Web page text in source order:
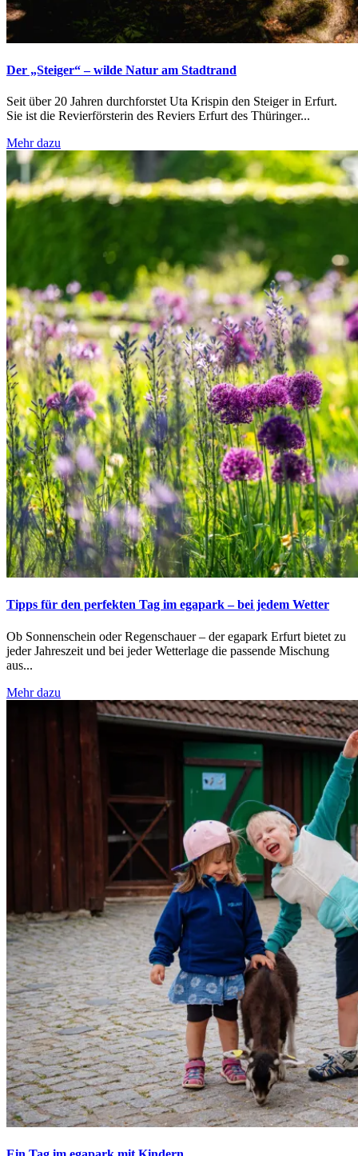
Der „Steiger“ – wilde Natur am Stadtrand
Seit über 20 Jahren durchforstet Uta Krispin den Steiger in Erfurt.
Sie ist die Revierförsterin des Reviers Erfurt des Thüringer...
Mehr dazu
Tipps für den perfekten Tag im egapark – bei jedem Wetter
Ob Sonnenschein oder Regenschauer – der egapark Erfurt bietet zu
jeder Jahreszeit und bei jeder Wetterlage die passende Mischung
aus...
Mehr dazu